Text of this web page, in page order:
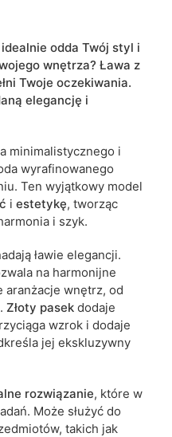
6 dni roboczych
i właściwości materiałów,
na poziomie +/- 2–3 cm.
odda Twój styl i
wnętrza? Ława z
Twoje oczekiwania.
elegancję i
minimalistycznego i
wyrafinowanego
Ten wyjątkowy model
i estetykę, tworząc
i szyk.
ławie elegancji.
na harmonijne
aranżacje wnętrz, od
Złoty pasek dodaje
wzrok i dodaje
jej ekskluzywny
rozwiązanie, które w
Może służyć do
takich jak